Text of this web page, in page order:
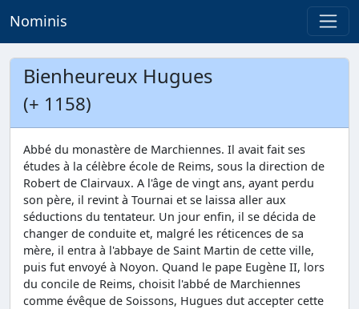
Nominis
Bienheureux Hugues
(+ 1158)
Abbé du monastère de Marchiennes. Il avait fait ses
études à la célèbre école de Reims, sous la direction de
Robert de Clairvaux. A l'âge de vingt ans, ayant perdu
son père, il revint à Tournai et se laissa aller aux
séductions du tentateur. Un jour enfin, il se décida de
changer de conduite et, malgré les réticences de sa
mère, il entra à l'abbaye de Saint Martin de cette ville,
puis fut envoyé à Noyon. Quand le pape Eugène II, lors
du concile de Reims, choisit l'abbé de Marchiennes
comme évêque de Soissons, Hugues dut accepter cette